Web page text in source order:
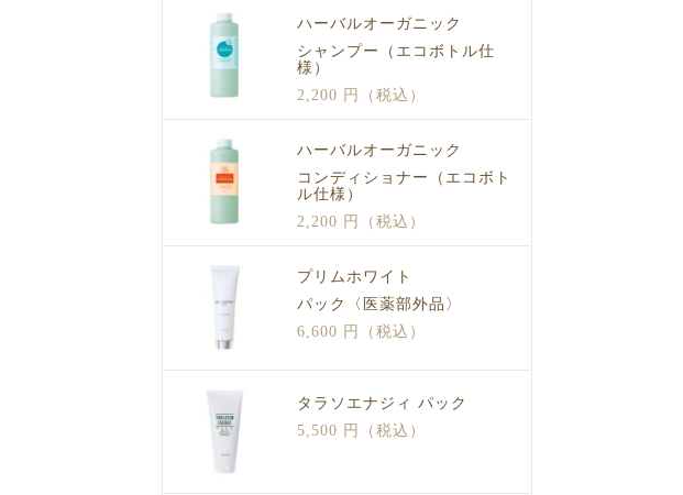
ハーバルオーガニック
シャンプー（エコボトル仕
様）
2,200 円（税込）
ハーバルオーガニック
コンディショナー（エコボト
ル仕様）
2,200 円（税込）
プリムホワイト
パック〈医薬部外品〉
6,600 円（税込）
タラソエナジィ パック
5,500 円（税込）